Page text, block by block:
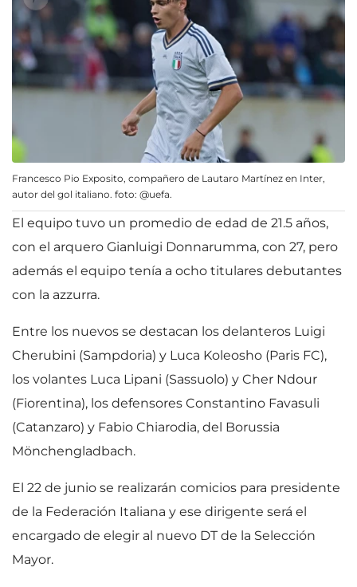
Francesco Pio Exposito, compañero de Lautaro Martínez en Inter,
autor del gol italiano. foto: @uefa.
El equipo tuvo un promedio de edad de 21.5 años,
con el arquero Gianluigi Donnarumma, con 27, pero
además el equipo tenía a ocho titulares debutantes
con la azzurra.
Entre los nuevos se destacan los delanteros Luigi
Cherubini (Sampdoria) y Luca Koleosho (Paris FC),
los volantes Luca Lipani (Sassuolo) y Cher Ndour
(Fiorentina), los defensores Constantino Favasuli
(Catanzaro) y Fabio Chiarodia, del Borussia
Mönchengladbach.
El 22 de junio se realizarán comicios para presidente
de la Federación Italiana y ese dirigente será el
encargado de elegir al nuevo DT de la Selección
Mayor.